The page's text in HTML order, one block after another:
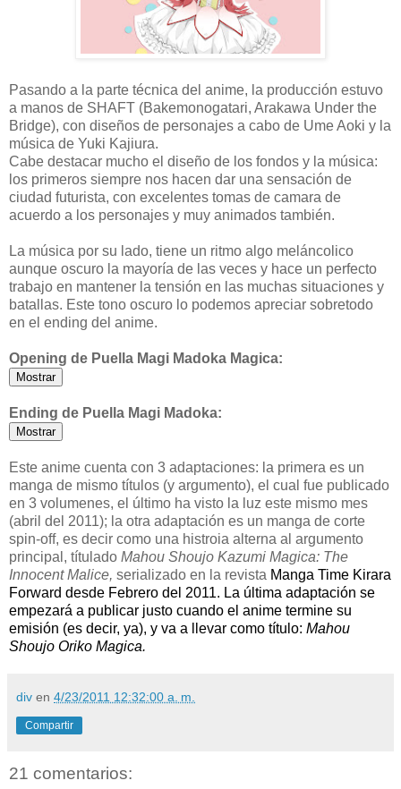
Pasando a la parte técnica del anime, la producción estuvo
a manos de SHAFT (Bakemonogatari, Arakawa Under the
Bridge), con diseños de personajes a cabo de Ume Aoki y la
música de Yuki Kajiura.
Cabe destacar mucho el diseño de los fondos y la música:
los primeros siempre nos hacen dar una sensación de
ciudad futurista, con excelentes tomas de camara de
acuerdo a los personajes y muy animados también.
La música por su lado, tiene un ritmo algo meláncolico
aunque oscuro la mayoría de las veces y hace un perfecto
trabajo en mantener la tensión en las muchas situaciones y
batallas. Este tono oscuro lo podemos apreciar sobretodo
en el ending del anime.
Opening de Puella Magi Madoka Magica:
Ending de Puella Magi Madoka:
Este anime cuenta con 3 adaptaciones: la primera es un
manga de mismo títulos (y argumento), el cual fue publicado
en 3 volumenes, el último ha visto la luz este mismo mes
(abril del 2011); la otra adaptación es un manga de corte
spin-off, es decir como una histroia alterna al argumento
principal, títulado Mahou Shoujo Kazumi Magica: The
Innocent Malice, serializado en la revista Manga Time Kirara
Forward desde Febrero del 2011. La última adaptación se
empezará a publicar justo cuando el anime termine su
emisión (es decir, ya), y va a llevar como título: Mahou
Shoujo Oriko Magica.
div en 4/23/2011 12:32:00 a. m.
Compartir
21 comentarios: